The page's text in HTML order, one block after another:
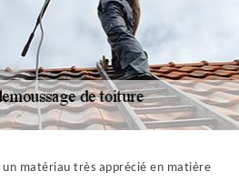
un matériau très apprécié en matière